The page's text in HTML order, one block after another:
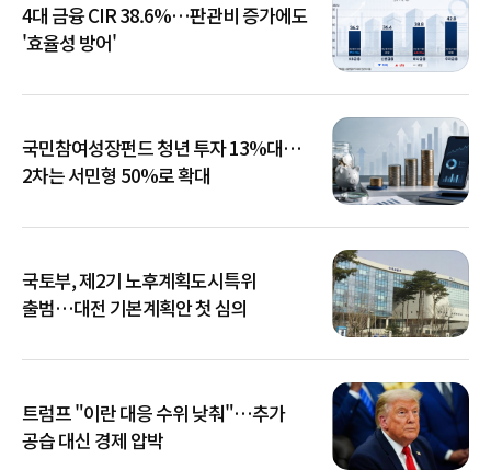
4대 금융 CIR 38.6%…판관비 증가에도
'효율성 방어'
국민참여성장펀드 청년 투자 13%대…
2차는 서민형 50%로 확대
국토부, 제2기 노후계획도시특위
출범…대전 기본계획안 첫 심의
트럼프 "이란 대응 수위 낮춰"…추가
공습 대신 경제 압박